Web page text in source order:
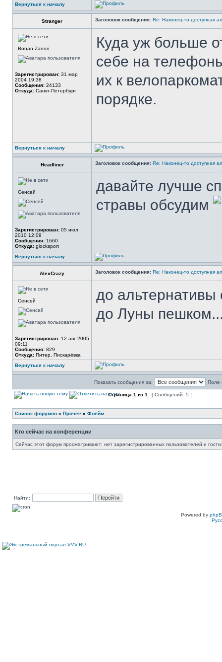
Вернуться к началу
Stranger Заголовок сообщения: Re: Наконец-то доступная
Bonan Zanon
Зарегистрирован: 31 мар
2004 19:38
Сообщения: 24133
Откуда: Санкт-Петербург
Куда уж больше
себе на
их к
порядке.
Вернуться к началу
Headliner Заголовок сообщения: Re: Наконец-то доступная
Сенсей
Зарегистрирован: 05 июл
2010 12:09
Сообщения: 1660
Откуда: glocksport
давайте лучше
стравы обсудим
Вернуться к началу
AlexCrazy Заголовок сообщения: Re: Наконец-то доступная
Сенсей
Зарегистрирован: 12 авг 2005
09:11
Сообщения: 829
Откуда: Питер, Пискарёвка
до альтернативы
до Луны
Вернуться к началу
Показать сообщения за: Поле
Страница 1 из 1 [ Сообщений: 5 ]
Список форумов » Прочее » Флейм
Кто сейчас на конференции
Сейчас этот форум просматривают: нет зарегистрированных пользователей и
Найти:
Powered by